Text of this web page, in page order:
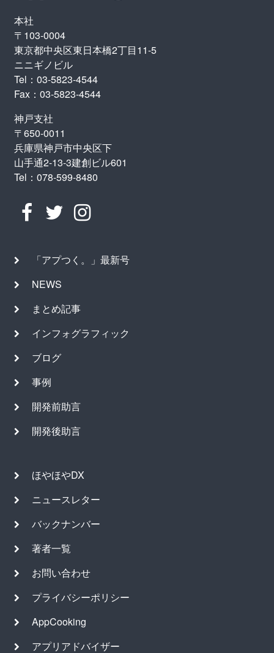
本社
〒103-0004
東京都中央区東日本橋2丁目11-5
ニニギノビル
Tel：03-5823-4544
Fax：03-5823-4544
神戸支社
〒650-0011
兵庫県神戸市中央区下
山手通2-13-3建創ビル601
Tel：078-599-8480
「アプつく。」最新号
NEWS
まとめ記事
インフォグラフィック
ブログ
事例
開発前助言
開発後助言
ほやほやDX
ニュースレター
バックナンバー
著者一覧
お問い合わせ
プライバシーポリシー
AppCooking
アプリアドバイザー